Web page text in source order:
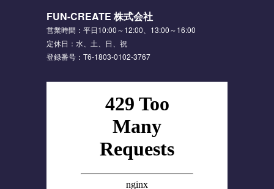
FUN-CREATE 株式会社
営業時間：平日10:00～12:00、13:00～16:00
定休日：水、土、日、祝
登録番号：T6-1803-0102-3767